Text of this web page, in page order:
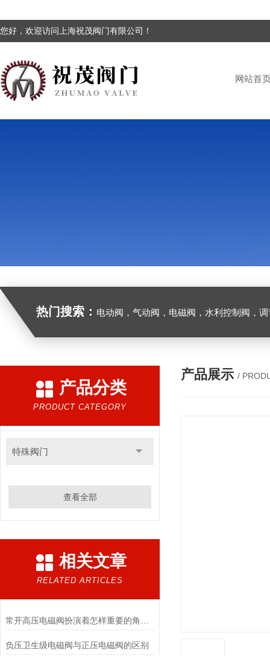
您好，欢迎访问上海祝茂阀门有限公司！
网站首
热门搜索： 电动阀，气动阀，电磁阀，水利控制阀，调节
产品分类
PRODUCT CATEGORY
特殊阀门
查看全部
相关文章
RELATED ARTICLES
负压卫生级电磁阀与正压电磁阀的区别
产品展示 /